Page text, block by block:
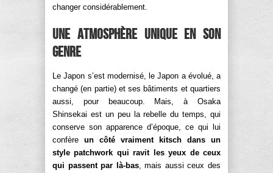
changer considérablement.
Une atmosphère unique en son
genre
Le Japon s’est modernisé, le Japon a évolué, a
changé (en partie) et ses bâtiments et quartiers
aussi, pour beaucoup. Mais, à Osaka
Shinsekai est un peu la rebelle du temps, qui
conserve son apparence d’époque, ce qui lui
confère un côté vraiment kitsch dans un
style patchwork qui ravit les yeux de ceux
qui passent par là-bas, mais aussi ceux des